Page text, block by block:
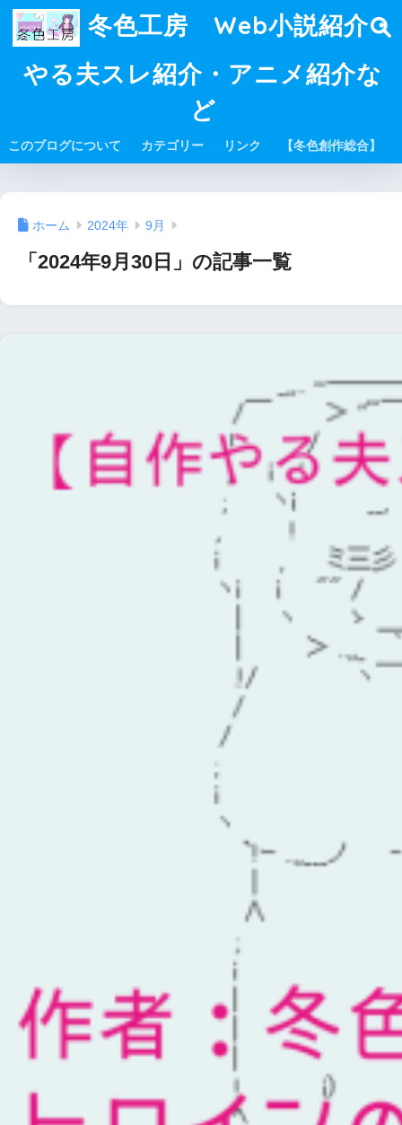
冬色工房 Web小説紹介・
やる夫スレ紹介・アニメ紹介な
ど
このブログについて カテゴリー リンク 【冬色創作総合】
ホーム 2024年 9月
「2024年9月30日」の記事一覧